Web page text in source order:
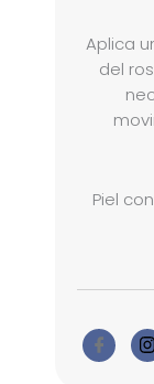
Aplica
del
Piel